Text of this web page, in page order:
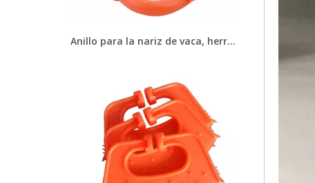
Anillo para la nariz de vaca, herramienta de destete de plástico rojo para animales de granja, ganado, destete, para prevenir la succión